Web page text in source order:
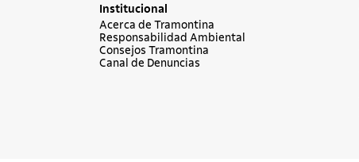
Institucional
Acerca de Tramontina
Responsabilidad Ambiental
Consejos Tramontina
Canal de Denuncias